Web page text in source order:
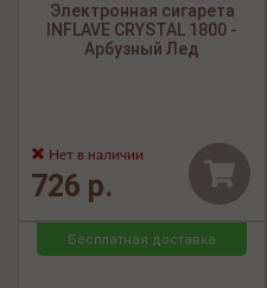
Электронная сигарета
INFLAVE CRYSTAL 1800 -
Арбузный Лед
Нет в наличии
726 р.
Бесплатная доставка